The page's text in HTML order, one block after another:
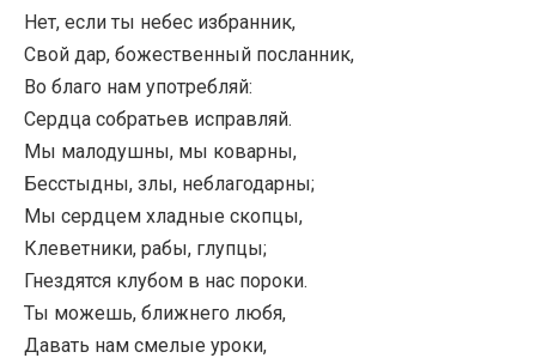
Нет, если ты небес избранник,
Свой дар, божественный посланник,
Во благо нам употребляй:
Сердца собратьев исправляй.
Мы малодушны, мы коварны,
Бесстыдны, злы, неблагодарны;
Мы сердцем хладные скопцы,
Клеветники, рабы, глупцы;
Гнездятся клубом в нас пороки.
Ты можешь, ближнего любя,
Давать нам смелые уроки,